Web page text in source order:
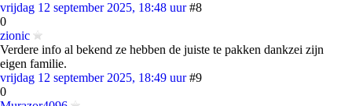
vrijdag 12 september 2025, 18:48 uur #8
0
zionic
Verdere info al bekend ze hebben de juiste te pakken dankzei zijn
eigen familie.
vrijdag 12 september 2025, 18:49 uur #9
0